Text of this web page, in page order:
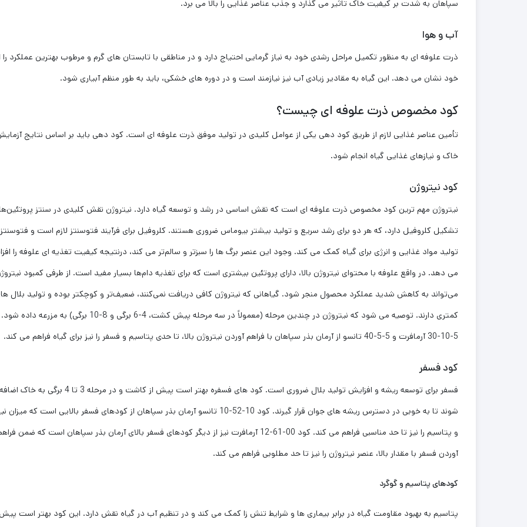
سپاهان به شدت بر کیفیت خاک تاثیر می گذارد و جذب عناصر غذایی را بالا می برد.
آب و هوا
ذرت علوفه ‌ای به منظور تکمیل مراحل رشدی خود به نیاز گرمایی احتیاج دارد و در مناطقی با تابستان‌ های گرم و مرطوب بهترین عملکرد را
خود نشان می ‌دهد. این گیاه به مقادیر زیادی آب نیز نیازمند است و در دوره‌ های خشکی، باید به طور منظم آبیاری شود.
کود مخصوص ذرت علوفه ‌ای چیست؟
تأمین عناصر غذایی لازم از طریق کود دهی یکی از عوامل کلیدی در تولید موفق ذرت علوفه ‌ای است. کود دهی باید بر اساس نتایج
خاک و نیازهای غذایی گیاه انجام شود.
کود نیتروژن
نیتروژن مهم‌ ترین کود مخصوص ذرت علوفه ‌ای است که نقش اساسی در رشد و توسعه گیاه دارد. نیتروژن نقش کلیدی در سنتز
تشکیل کلروفیل دارد، که هر دو برای رشد سریع و تولید بیشتر بیوماس ضروری هستند. کلروفیل برای فرآیند فتوسنتز لازم است و
تولید مواد غذایی و انرژی برای گیاه کمک می‌ کند. وجود این عنصر برگ ‌ها را سبزتر و سالم‌تر می کند، درنتیجه کیفیت تغذیه ‌ای علوفه را
می‌ دهد. در واقع علوفه با محتوای نیتروژن بالا، دارای پروتئین بیشتری است که برای تغذیه دام‌ها بسیار مفید است. از طرفی کمبود
می‌تواند به کاهش شدید عملکرد محصول منجر شود. گیاهانی که نیتروژن کافی دریافت نمی‌کنند، ضعیف‌تر و کوچکتر بوده و تولید بلال‌
کمتری دارند. توصیه می ‌شود که نیتروژن در چندین مرحله (معمولاً در سه مرحله پیش کشت، 4-6 برگی و 8-10 برگی) به
5-10-30 آرمافرت و 5-5-40 تانسو از آرمان بذر سپاهان با فراهم آوردن نیتروژن بالا، تا حدی پتاسیم و فسفر را نیز برای گیاه فراهم می کند.
کود فسفر
فسفر برای توسعه ریشه‌ و افزایش تولید بلال‌ ضروری است. کود های فسفره بهتر است پیش از کاشت و در مرحله 3 تا 4 برگی به خاک اضافه
شوند تا به خوبی در دسترس ریشه‌ های جوان قرار گیرند. کود 10-52-10 تانسو آرمان بذر سپاهان از کودهای فسفر بالایی است که
و پتاسیم را نیز تا حد مناسبی فراهم می کند. کود 00-61-12 آرمافرت نیز از دیگر کودهای فسفر بالای آرمان بذر سپاهان است که ضمن
آوردن فسفر با مقدار بالا، عنصر نیتروژن را نیز تا حد مطلوبی فراهم می کند.
کودهای پتاسیم و گوگرد
پتاسیم به بهبود مقاومت گیاه در برابر بیماری‌ ها و شرایط تنش‌ زا کمک می ‌کند و در تنظیم آب در گیاه نقش دارد. این کود بهتر است پیش